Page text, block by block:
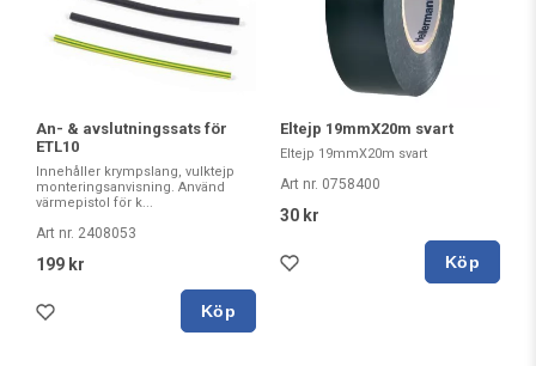
An- & avslutningssats för
ETL10
Innehåller krympslang, vulktejp
monteringsanvisning. Använd
värmepistol för k...
Art nr. 2408053
199 kr
Köp
Eltejp 19mmX20m svart
Eltejp 19mmX20m svart
Art nr. 0758400
30 kr
Köp